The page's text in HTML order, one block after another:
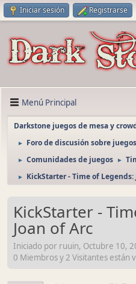
Iniciar sesión Registrarse
Menú Principal
Darkstone juegos de mesa y
► Foro de discusión sobre
► Comunidades de juegos ►
► KickStarter - Time of Legends:
KickStarter -
Joan of Arc
Iniciado por ruuin, Octubre 10,
0 Miembros y 2 Visitantes están